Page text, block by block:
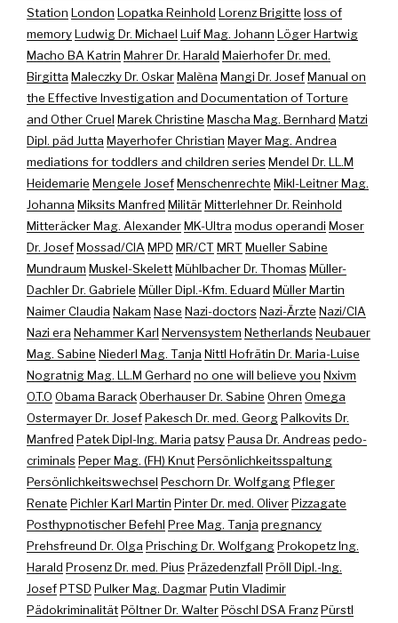
Station London Lopatka Reinhold Lorenz Brigitte loss of
memoryLudwig Dr. Michael Luif Mag. Johann Löger Hartwig
Macho BA Katrin Mahrer Dr. Harald Maierhofer Dr. med.
Birgitta Maleczky Dr. OskarMalèna Mangi Dr. JosefManual on
the Effective Investigation and Documentation of Torture
and Other Cruel Marek Christine Mascha Mag. Bernhard Matzi
Dipl. päd Jutta Mayerhofer Christian Mayer Mag. Andrea
mediations for toddlers and children seriesMendel Dr. LL.M
Heidemarie Mengele JosefMenschenrechte Mikl-Leitner Mag.
Johanna Miksits Manfred MilitärMitterlehner Dr. Reinhold
Mitteräcker Mag. AlexanderMK-Ultra modus operandi Moser
Dr. JosefMossad/CIA MPD MR/CT MRT Mueller Sabine
Mundraum Muskel-SkelettMühlbacher Dr. ThomasMüller-
Dachler Dr. Gabriele Müller Dipl.-Kfm. Eduard Müller Martin
Naimer Claudia Nakam Nase Nazi-doctorsNazi-Ärzte Nazi/CIA
Nazi era Nehammer Karl Nervensystem NetherlandsNeubauer
Mag. Sabine Niederl Mag. Tanja Nittl Hofrätin Dr. Maria-Luise
Nogratnig Mag. LL.M Gerhard no one will believe you Nxivm
O.T.O Obama BarackOberhauser Dr. Sabine Ohren Omega
Ostermayer Dr. JosefPakesch Dr. med. GeorgPalkovits Dr.
Manfred Patek Dipl-Ing. Maria patsyPausa Dr. Andreaspedo-
criminalsPeper Mag. (FH) KnutPersönlichkeitsspaltung
Persönlichkeitswechsel Peschorn Dr. WolfgangPfleger
Renate Pichler Karl Martin Pinter Dr. med. OliverPizzagate
Posthypnotischer Befehl Pree Mag. Tanja pregnancy
Prehsfreund Dr. Olga Prisching Dr. WolfgangProkopetz Ing.
Harald Prosenz Dr. med. PiusPräzedenzfall Pröll Dipl.-Ing.
JosefPTSD Pulker Mag. DagmarPutin Vladimir
PädokriminalitätPöltner Dr. WalterPöschl DSA FranzPürstl